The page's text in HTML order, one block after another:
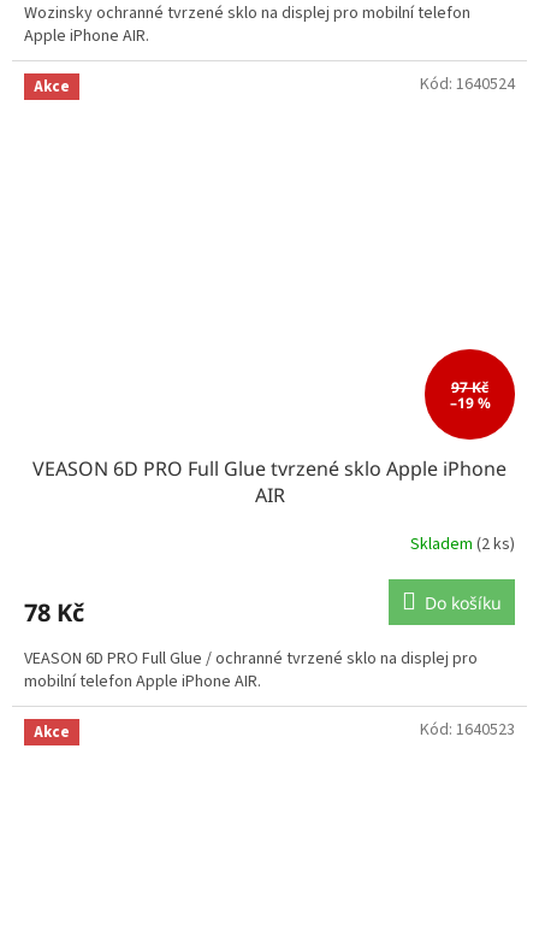
Wozinsky ochranné tvrzené sklo na displej pro mobilní telefon
Apple iPhone AIR.
Akce
97 Kč
–19 %
VEASON 6D PRO Full Glue tvrzené sklo Apple iPhone
AIR
Skladem (2 ks)
78 Kč Do košíku
VEASON 6D PRO Full Glue / ochranné tvrzené sklo na displej pro
mobilní telefon Apple iPhone AIR.
Kód: 1640524
Akce Kód: 1640523